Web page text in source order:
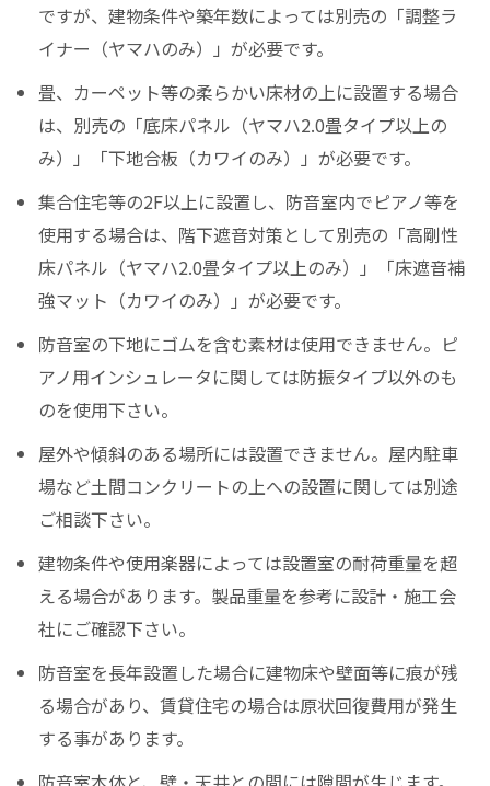
ですが、建物条件や築年数によっては別売の「調整ラ
イナー（ヤマハのみ）」が必要です。
畳、カーペット等の柔らかい床材の上に設置する場合
は、別売の「底床パネル（ヤマハ2.0畳タイプ以上の
み）」「下地合板（カワイのみ）」が必要です。
集合住宅等の2F以上に設置し、防音室内でピアノ等を
使用する場合は、階下遮音対策として別売の「高剛性
床パネル（ヤマハ2.0畳タイプ以上のみ）」「床遮音補
強マット（カワイのみ）」が必要です。
防音室の下地にゴムを含む素材は使用できません。ピ
アノ用インシュレータに関しては防振タイプ以外のも
のを使用下さい。
屋外や傾斜のある場所には設置できません。屋内駐車
場など土間コンクリートの上への設置に関しては別途
ご相談下さい。
建物条件や使用楽器によっては設置室の耐荷重量を超
える場合があります。製品重量を参考に設計・施工会
社にご確認下さい。
防音室を長年設置した場合に建物床や壁面等に痕が残
る場合があり、賃貸住宅の場合は原状回復費用が発生
する事があります。